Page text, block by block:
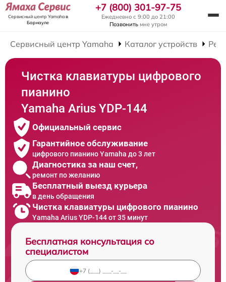
Сервисный центр Yamahaв
Барнауле
+7 (800) 301-97-75
Ежедневно с 9:00 до 21:00
Позвонить мне утром
Сервисный центр Yamaha Каталог устройств
Чистка клавиатуры цифрового
пианино
Yamaha Arius YDP-144
Официальный сервис
Гарантийное обслуживание
цифрового пианино Yamaha до 3 лет
Диагностика за наш счет,
ремонт по желанию
Бесплатный выезд курьера
в день обращения
Чистка клавиатуры цифрового пианино
Yamaha Arius YDP-144 от 35 минут
Бесплатная консультация со
специалистом